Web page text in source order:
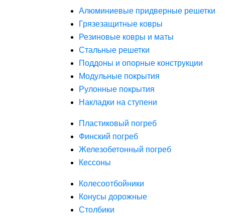
Алюминиевые придверные решетки
Грязезащитные ковры
Резиновые ковры и маты
Стальные решетки
Поддоны и опорные конструкции
Модульные покрытия
Рулонные покрытия
Накладки на ступени
Пластиковый погреб
Финский погреб
Железобетонный погреб
Кессоны
Колесоотбойники
Конусы дорожные
Столбики